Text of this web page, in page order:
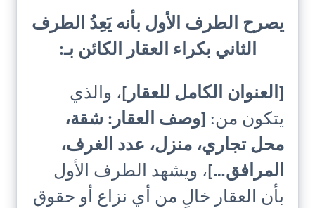
يصرح الطرف الأول بأنه يَعِدُ الطرف
الثاني بكراء العقار الكائن بـ:
[العنوان الكامل للعقار]
، والذي
يتكون من: [وصف العقار: شقة،
محل تجاري، منزل، عدد الغرف،
المرافق…] ، ويشهد الطرف الأول
بأن العقار خالٍ من أي نزاع أو حقوق